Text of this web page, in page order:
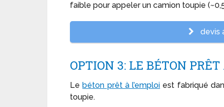
faible pour appeler un camion toupie
devis
OPTION 3: LE BÉTON PRÊT
Le béton prêt à l’emploi est fabriqué
toupie.